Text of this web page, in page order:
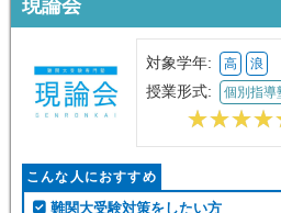
難関受験対策なら
対象学年: 高 浪